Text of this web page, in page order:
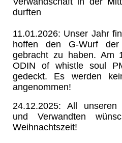
durften
11.01.2026: Unser Jahr
hoffen den G-Wurf
gebracht zu haben. Am
ODIN of whistle soul
gedeckt. Es werden
angenommen!
24.12.2025: All unseren
und Verwandten
Weihnachtszeit!